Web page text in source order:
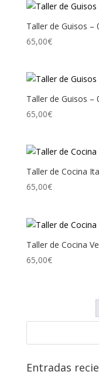
Taller de Guisos –
65,00€
Taller de Guisos –
65,00€
Taller de Cocina
65,00€
Taller de Cocina
65,00€
Entradas